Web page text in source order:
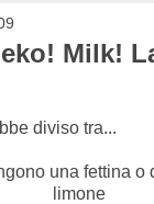
Milk!
diviso tra...
una fettina o
limone